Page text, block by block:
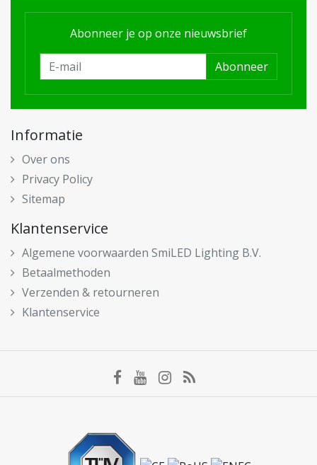
Abonneer je op onze nieuwsbrief
Abonneer
Informatie
Over ons
Privacy Policy
Sitemap
Klantenservice
Algemene voorwaarden SmiLED Lighting B.V.
Betaalmethoden
Verzenden & retourneren
Klantenservice